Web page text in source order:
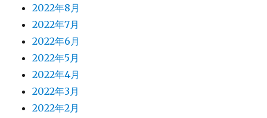
2022年8月
2022年7月
2022年6月
2022年5月
2022年4月
2022年3月
2022年2月